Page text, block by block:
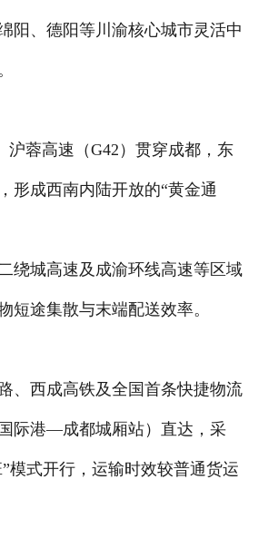
阳、德阳等川渝核心城市灵活中
沪蓉高速（G42）贯穿成都，东
形成西南内陆开放的“黄金通
绕城高速及成渝环线高速等区域
短途集散与末端配送效率。
、西成高铁及全国首条快捷物流
际港—成都城厢站）直达，采
”模式开行，运输时效较普通货运